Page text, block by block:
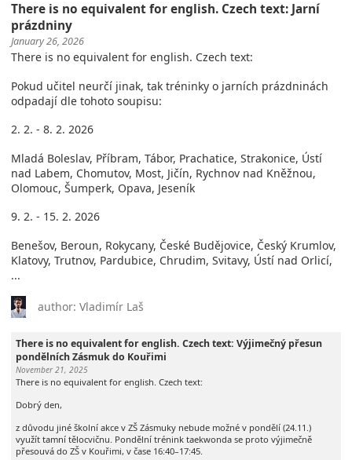
There is no equivalent for english. Czech text: Jarní
prázdniny
January 26, 2026
There is no equivalent for english. Czech text:
Pokud učitel neurčí jinak, tak tréninky o jarních prázdninách
odpadají dle tohoto soupisu:
2. 2. - 8. 2. 2026
Mladá Boleslav, Příbram, Tábor, Prachatice, Strakonice, Ústí
nad Labem, Chomutov, Most, Jičín, Rychnov nad Kněžnou,
Olomouc, Šumperk, Opava, Jeseník
9. 2. - 15. 2. 2026
Benešov, Beroun, Rokycany, České Budějovice, Český Krumlov,
Klatovy, Trutnov, Pardubice, Chrudim, Svitavy, Ústí nad Orlicí,
...
author: Vladimír Laš
There is no equivalent for english. Czech text: Výjimečný přesun
pondělních Zásmuk do Kouřimi
November 21, 2025
There is no equivalent for english. Czech text:
Dobrý den,
z důvodu jiné školní akce v ZŠ Zásmuky nebude možné v pondělí (24.11.)
využít tamní tělocvičnu. Pondělní trénink taekwonda se proto výjimečně
přesouvá do ZŠ v Kouřimi, v čase 16:40–17:45.